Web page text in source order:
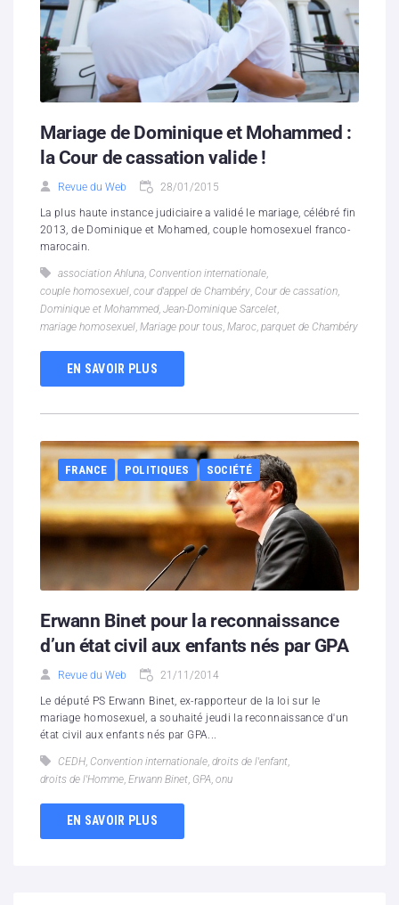
Mariage de Dominique et Mohammed :
la Cour de cassation valide !
Revue du Web 28/01/2015
La plus haute instance judiciaire a validé le mariage, célébré fin
2013, de Dominique et Mohamed, couple homosexuel franco-
marocain.
association Ahluna, Convention internationale,
couple homosexuel, cour d'appel de Chambéry, Cour de cassation,
Dominique et Mohammed, Jean-Dominique Sarcelet,
mariage homosexuel, Mariage pour tous, Maroc, parquet de Chambéry
EN SAVOIR PLUS
FRANCE POLITIQUES SOCIÉTÉ
Erwann Binet pour la reconnaissance
d’un état civil aux enfants nés par GPA
Revue du Web 21/11/2014
Le député PS Erwann Binet, ex-rapporteur de la loi sur le
mariage homosexuel, a souhaité jeudi la reconnaissance d'un
état civil aux enfants nés par GPA...
CEDH, Convention internationale, droits de l'enfant,
droits de l'Homme, Erwann Binet, GPA, onu
EN SAVOIR PLUS